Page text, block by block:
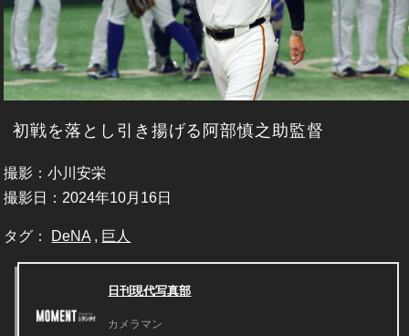
初戦を落とし引き揚げる阿部慎之助監督
撮影：小川安栄
撮影日：2024年10月16日
タグ： DeNA , 巨人
日刊現代写真部
カメラマン